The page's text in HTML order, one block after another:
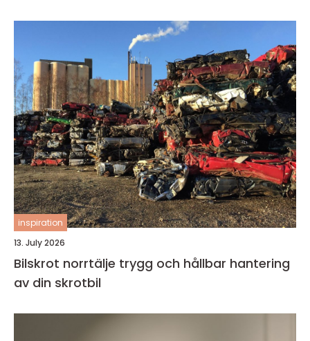
inspiration
13. July 2026
Bilskrot norrtälje trygg och hållbar hantering
av din skrotbil